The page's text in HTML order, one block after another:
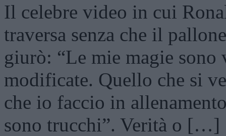
Il celebre video in cui
traversa senza che il
giurò: “Le mie magie sono
modificate. Quello che si
che io faccio in
sono trucchi”. Verità o […]